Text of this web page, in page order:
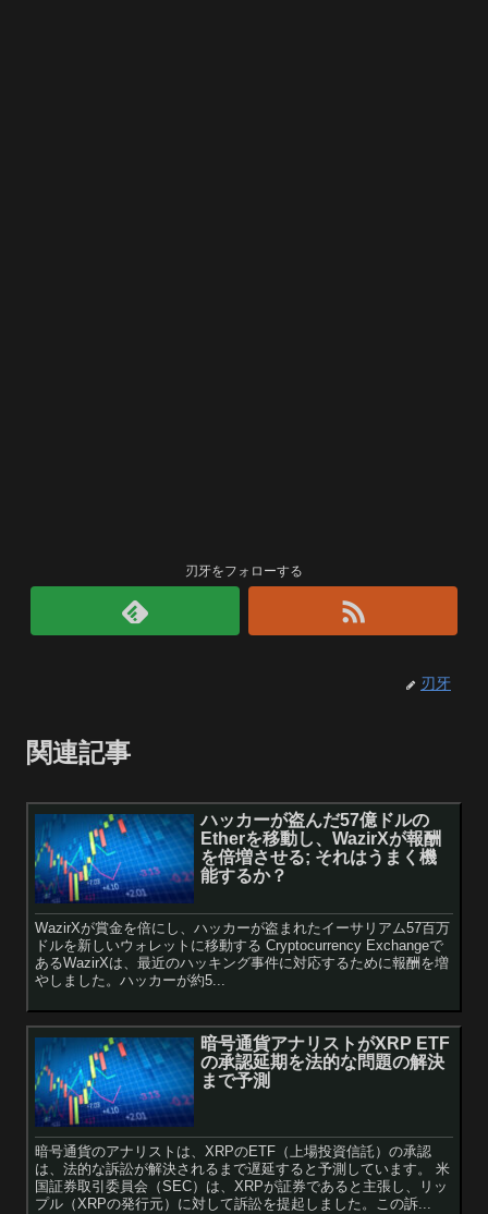
刃牙をフォローする
刃牙
関連記事
ハッカーが盗んだ57億ドルの
Etherを移動し、WazirXが報酬
を倍増させる; それはうまく機
能するか？
WazirXが賞金を倍にし、ハッカーが盗まれたイーサリアム57百万
ドルを新しいウォレットに移動する Cryptocurrency Exchangeで
あるWazirXは、最近のハッキング事件に対応するために報酬を増
やしました。ハッカーが約5...
暗号通貨アナリストがXRP ETF
の承認延期を法的な問題の解決
まで予測
暗号通貨のアナリストは、XRPのETF（上場投資信託）の承認
は、法的な訴訟が解決されるまで遅延すると予測しています。 米
国証券取引委員会（SEC）は、XRPが証券であると主張し、リッ
プル（XRPの発行元）に対して訴訟を提起しました。この訴...